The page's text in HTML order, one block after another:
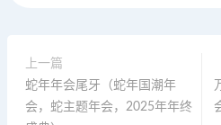
上一篇
蛇年年会尾牙（蛇年国潮年
会，蛇主题年会，2025年年终